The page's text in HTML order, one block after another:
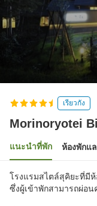
เรียวกัง
Morinoryotei
แนะนำที่พัก ห้องพักแ
โรงแรมสไตล์สุคิยะที่มี
ซึ่งผู้เข้าพักสามารถผ่อ